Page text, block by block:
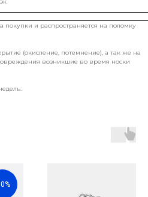
покупки и распространяется на поломку
(окисление, потемнение), а так же на
возникшие во время носки